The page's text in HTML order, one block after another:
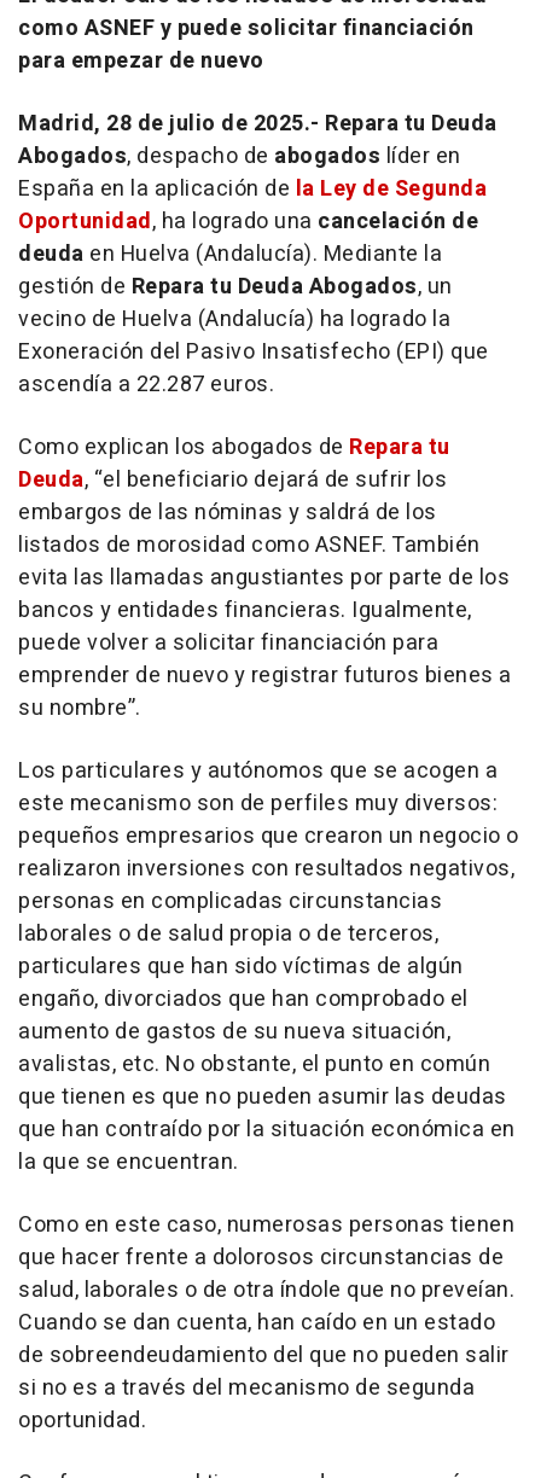
como ASNEF y puede solicitar financiación
para empezar de nuevo
Madrid, 28 de julio de 2025.- Repara tu Deuda
Abogados, despacho de abogados líder en
España en la aplicación de la Ley de Segunda
Oportunidad, ha logrado una cancelación de
deuda en Huelva (Andalucía). Mediante la
gestión de Repara tu DeudaAbogados, un
vecino de Huelva (Andalucía) ha logrado la
Exoneración del Pasivo Insatisfecho (EPI) que
ascendía a 22.287 euros.
Como explican los abogados de Repara tu
Deuda, “el beneficiario dejará de sufrir los
embargos de las nóminas y saldrá de los
listados de morosidad como ASNEF. También
evita las llamadas angustiantes por parte de los
bancos y entidades financieras. Igualmente,
puede volver a solicitar financiación para
emprender de nuevo y registrar futuros bienes a
su nombre”.
Los particulares y autónomos que se acogen a
este mecanismo son de perfiles muy diversos:
pequeños empresarios que crearon un negocio o
realizaron inversiones con resultados negativos,
personas en complicadas circunstancias
laborales o de salud propia o de terceros,
particulares que han sido víctimas de algún
engaño, divorciados que han comprobado el
aumento de gastos de su nueva situación,
avalistas, etc. No obstante, el punto en común
que tienen es que no pueden asumir las deudas
que han contraído por la situación económica en
la que se encuentran.
Como en este caso, numerosas personas tienen
que hacer frente a dolorosos circunstancias de
salud, laborales o de otra índole que no preveían.
Cuando se dan cuenta, han caído en un estado
de sobreendeudamiento del que no pueden salir
si no es a través del mecanismo de segunda
oportunidad.